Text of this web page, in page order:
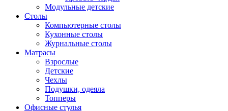
Модульные детские
Столы
Компьютерные столы
Кухонные столы
Журнальные столы
Матрасы
Взрослые
Детские
Чехлы
Подушки, одеяла
Топперы
Офисные стулья